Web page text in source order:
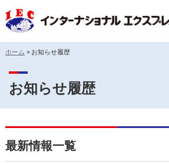
ホーム > お知らせ履歴
お知らせ履歴
最新情報一覧